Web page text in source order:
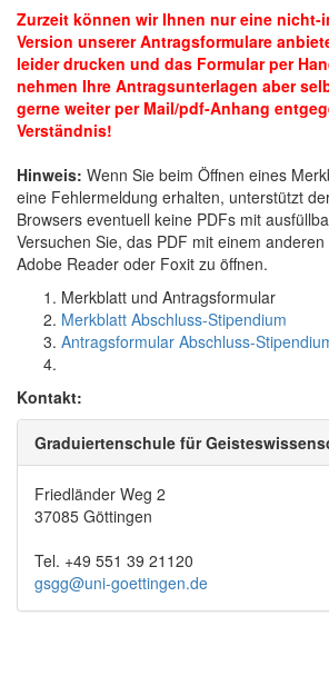
Zurzeit können wir Ihnen nur eine nicht-
Version unserer Antragsformulare
leider drucken und das Formular per
nehmen Ihre Antragsunterlagen aber
gerne weiter per Mail/pdf-Anhang
Verständnis!
Hinweis: Wenn Sie beim Öffnen eines
eine Fehlermeldung erhalten, unterstützt
Browsers eventuell keine PDFs mit
Versuchen Sie, das PDF mit einem
Adobe Reader oder Foxit zu öffnen.
Merkblatt und Antragsformular
Merkblatt Abschluss-Stipendium
Antragsformular Abschluss-
Kontakt:
Graduiertenschule für
Friedländer Weg 2
37085 Göttingen
Tel. +49 551 39 21120
gsgg@uni-goettingen.de